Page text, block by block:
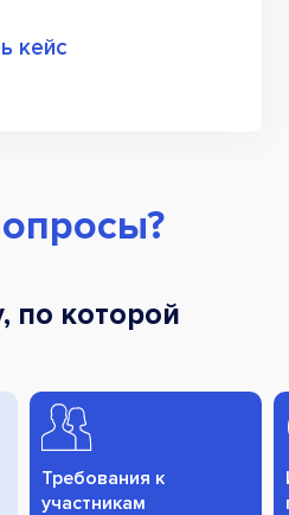
кейс
по которой
Требования к
участникам